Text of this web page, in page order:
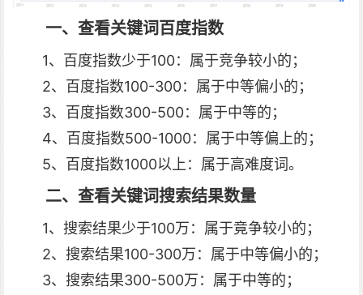
一、查看关键词百度指数
1、百度指数少于100：属于竞争较小的；
2、百度指数100-300：属于中等偏小的；
3、百度指数300-500：属于中等的；
4、百度指数500-1000：属于中等偏上的；
5、百度指数1000以上：属于高难度词。
二、查看关键词搜索结果数量
1、搜索结果少于100万：属于竟争较小的；
2、搜索结果100-300万：属于中等偏小的；
3、搜索结果300-500万：属于中等的；